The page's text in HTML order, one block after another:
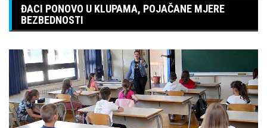
ĐACI PONOVO U KLUPAMA, POJAČANE MJERE
BEZBEDNOSTI